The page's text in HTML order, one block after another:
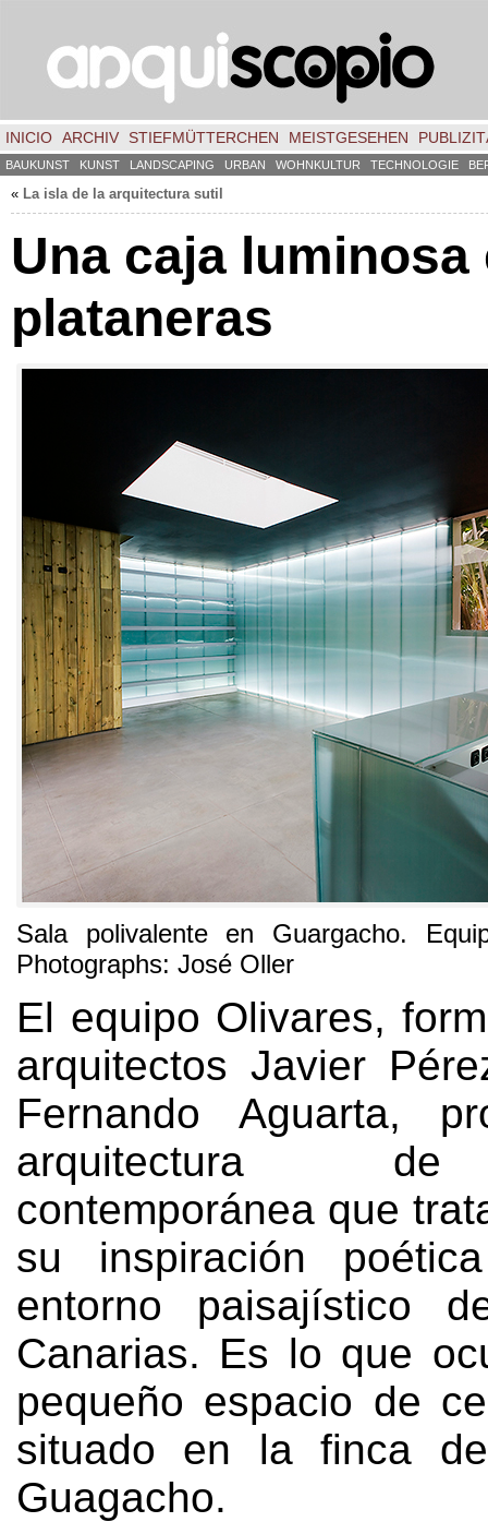
INICIO ARCHIV STIEFMÜTTERCHEN MEISTGESEHEN
BAUKUNST KUNST LANDSCAPING URBAN WOHNKULTUR TECHNOLOGIE
« La isla de la arquitectura sutil
Una caja luminosa
plataneras
Sala polivalente en Guargacho.
Photographs: José Oller
El equipo Olivares,
arquitectos Javier
Fernando Aguarta,
arquitectura
contemporánea que
su inspiración
entorno paisajístico
Canarias. Es lo que
pequeño espacio de
situado en la finca
Guagacho.